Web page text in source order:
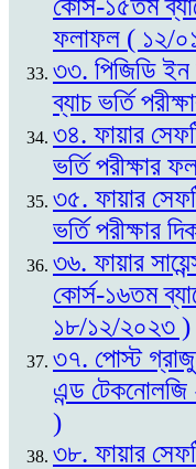
কোর্স-১৫তম
ফলাফল ( ১২/
৩৩. পিজিডি ইন
ব্যাচ ভর্তি
৩৪. ফায়ার
ভর্তি
৩৫. ফায়ার
ভর্তি পরীক্ষার
৩৬. ফায়ার
কোর্স-১৬তম
১৮/১২/২০২৩ )
৩৭. পোস্ট
এন্ড
)
৩৮. ফায়ার